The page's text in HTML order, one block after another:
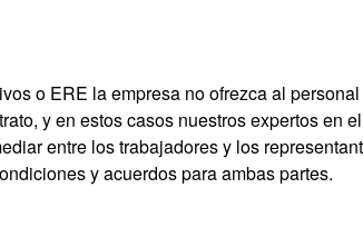
o ERE la empresa no ofrezca al
y en estos casos nuestros expertos en el
entre los trabajadores y los
y acuerdos para ambas partes.